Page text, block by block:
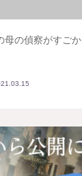
母の偵察がすご